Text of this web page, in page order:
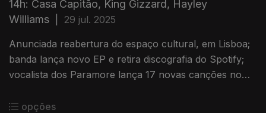
14h: Casa Capitão, King Gizzard, Hayley
Williams
29 jul. 2025
Anunciada reabertura do espaço cultural, em Lisboa;
banda lança novo EP e retira discografia do Spotify;
vocalista dos Paramore lança 17 novas canções no
opções